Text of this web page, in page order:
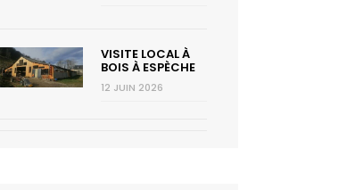
VISITE LOCAL À
BOIS À ESPÈCHE
12 JUIN 2026